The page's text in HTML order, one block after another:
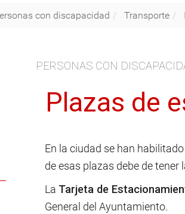
con discapacidad Transporte
PERSONAS CON
Plazas de
En la ciudad se han
de esas plazas debe de tener
La Tarjeta de
General del Ayuntamiento.